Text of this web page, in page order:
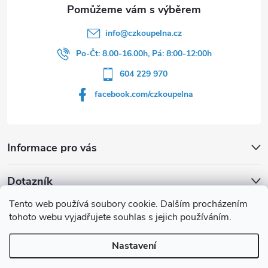
Tento web používá soubory cookie. Dalším procházením
tohoto webu vyjadřujete souhlas s jejich používáním.
Nastavení
Informace pro vás
info@czkoupelna.cz
Po-Čt: 8.00-16.00h, Pá: 8:00-12:00h
604 229 970
facebook.com/czkoupelna
Dotazník
Líbí se vám u sprchového koutu rám barvě
Počet hlasů:149